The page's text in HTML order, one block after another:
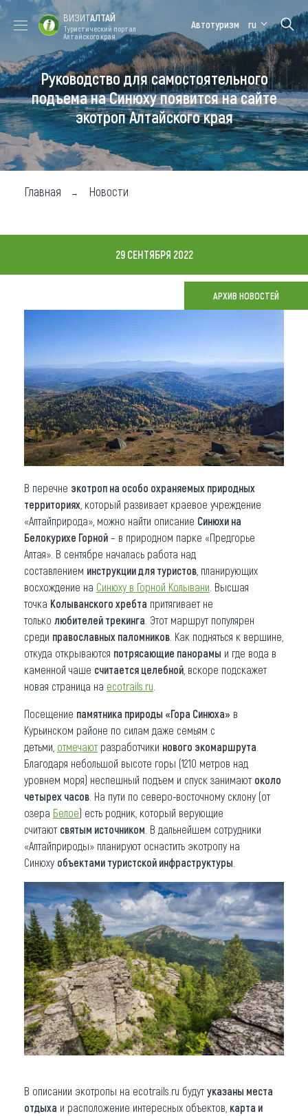
Форум VISIT
ALTAI
Цветение
маральника
Медицинский
форум
Алтайская
зимовка
Туры
Где побывать
Чем заняться
Карта
Что привезти (сувениры)
О регионе
Коллекция впечатлений
Другие рубрики
ВИЗИТАЛТАЙ
Туристический портал
Алтайского края
Автотуризм ru
Руководство для самостоятельного
подъема на Синюху появится на сайте
экотроп Алтайского края
Главная Новости
29 СЕНТЯБРЯ 2022
АРХИВ НОВОСТЕЙ
В перечне экотроп на особо охраняемых природных
территориях , который развивает краевое учреждение
«Алтайприрода», можно найти описание Синюхи на
Белокурихе Горной – в природном парке «Предгорье
Алтая». В сентябре началась работа над
составлением инструкции для туристов , планирующих
восхождение на Синюху в Горной Колывани . Высшая
точка Колыванского хребта притягивает не
только любителей трекинга . Этот маршрут популярен
среди православных паломников . Как подняться к вершине,
откуда открываются потрясающие панорамы и где вода в
каменной чаше считается целебной , вскоре подскажет
новая страница на ecotrails.ru
Посещение памятника природы «Гора Синюха» в
Курьинском районе по силам даже семьям с
детьми, отмечают разработчики нового экомаршрута
Благодаря небольшой высоте горы (1210 метров над
уровнем моря) неспешный подъем и спуск занимают около
четырех часов . На пути по северо-восточному склону (от
озера Белое) есть родник, который верующие
считают святым источником . В дальнейшем сотрудники
«Алтайприроды» планируют оснастить экотропу на
Синюху объектами туристской инфраструктуры
В описании экотропы на ecotrails.ru будут указаны места
отдыха и расположение интересных объектов, карта и